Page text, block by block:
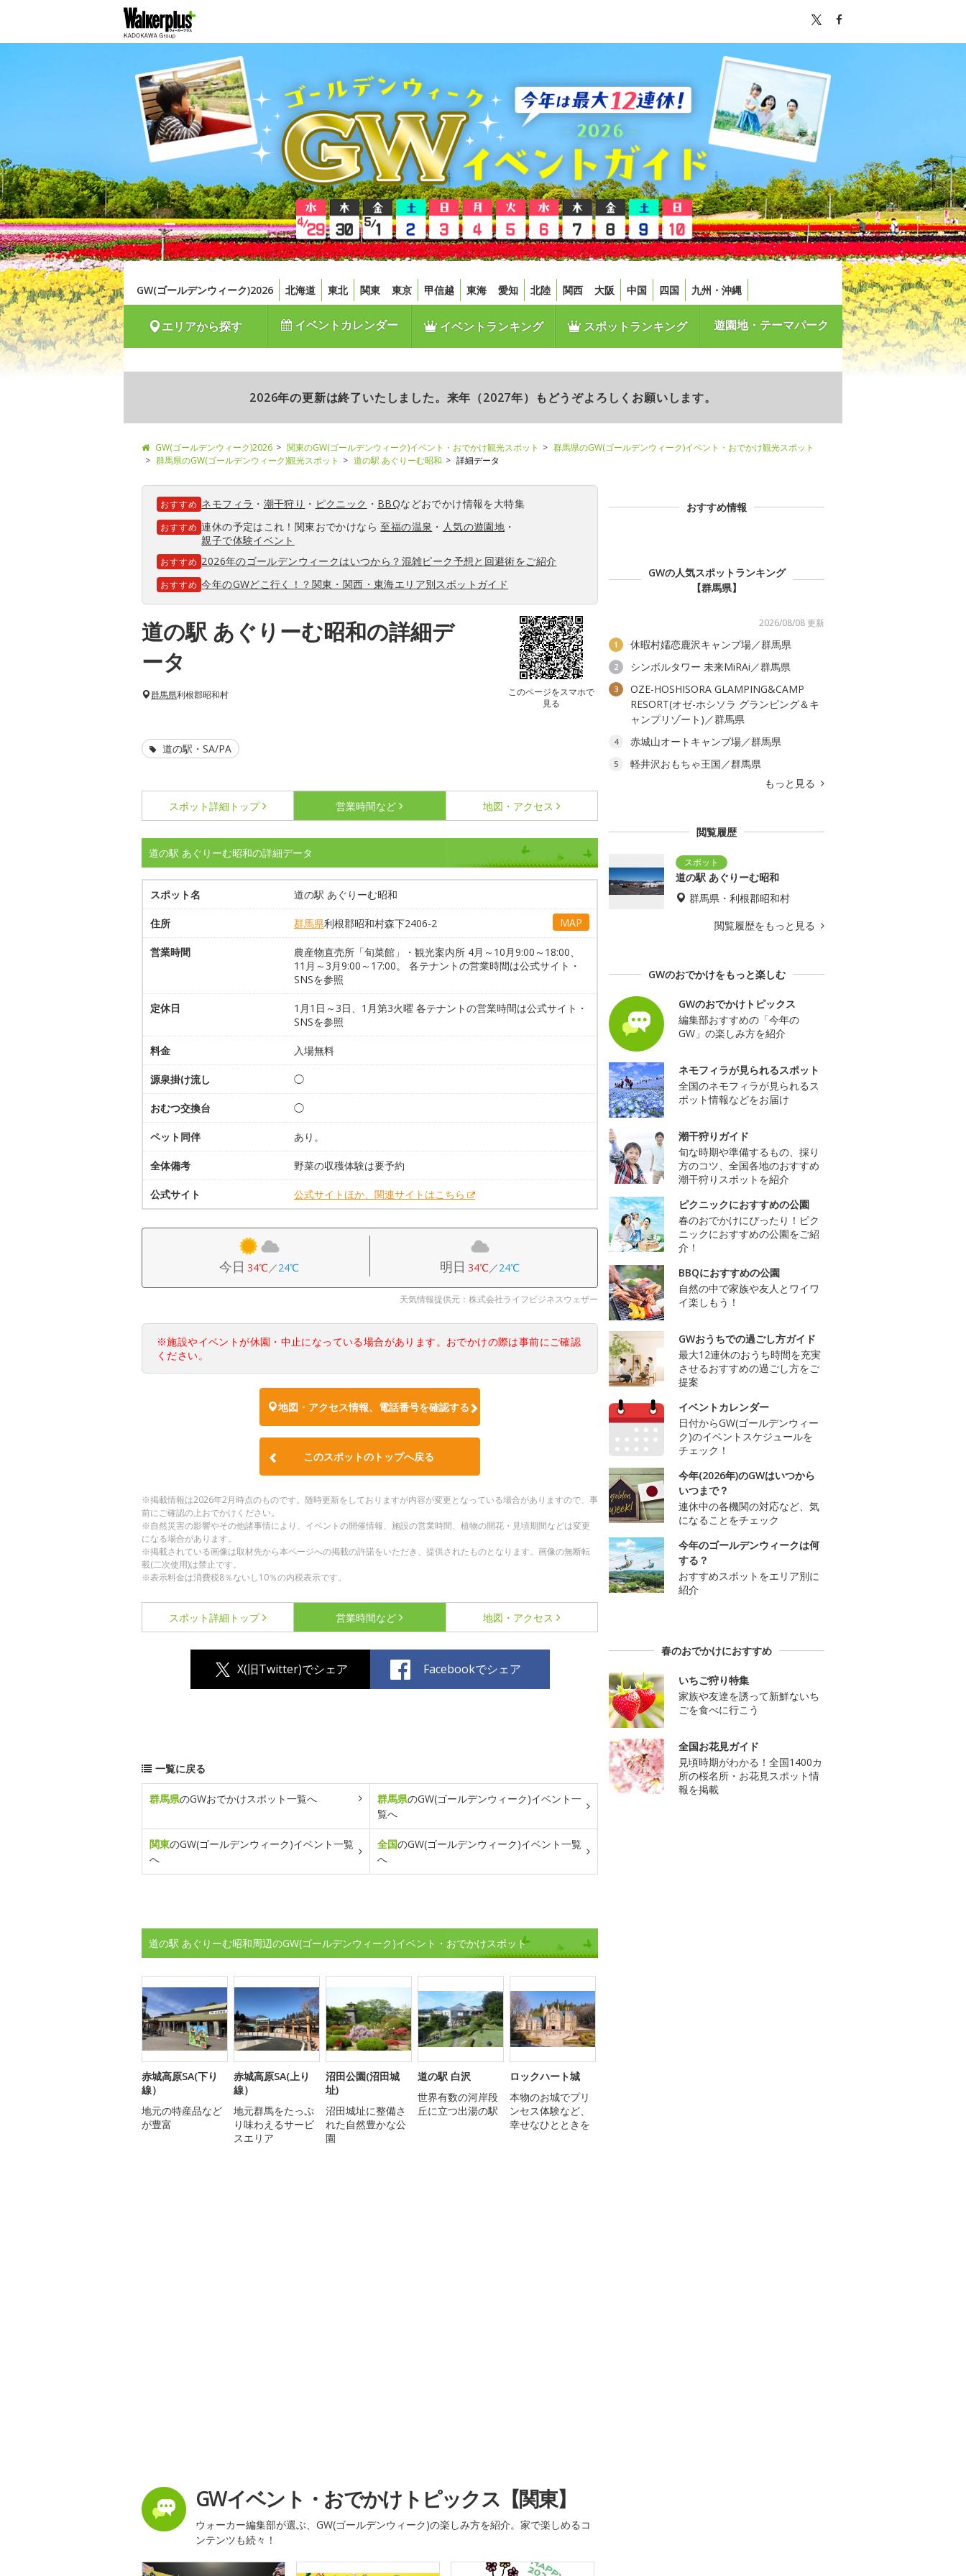
GW(ゴールデンウィーク)2026 北海道 東北 関東 東京 甲信越 東海 愛知 北陸 関西 大阪 中国 四国 九州・沖縄
エリアから探す イベントカレンダー イベントランキング スポットランキング 遊園地・テーマパーク
2026年の更新は終了いたしました。来年（2027年）もどうぞよろしくお願いします。
GW(ゴールデンウィーク)2026 関東のGW(ゴールデンウィーク)イベント・おでかけ観光スポット
群馬県のGW(ゴールデンウィーク)イベント・おでかけ観光スポット
群馬県のGW(ゴールデンウィーク)観光スポット
道の駅 あぐりーむ昭和 詳細データ
おすすめ ネモフィラ ・ 潮干狩り ・ ピクニック ・ BBQなどおでかけ情報を大特集
おすすめ 連休の予定はこれ！関東おでかけなら至福の温泉 ・ 人気の遊園地 ・
親子で体験イベント
おすすめ 2026年のゴールデンウィークはいつから？混雑ピーク予想と回避術をご紹介
おすすめ 今年のGWどこ行く！？関東・関西・東海エリア別スポットガイド
道の駅 あぐりーむ昭和の詳細デ
ータ
このページをスマホで
見る
群馬県利根郡昭和村
道の駅・SA/PA
スポット詳細 トップ 営業時間など 地図・アクセス
道の駅 あぐりーむ昭和の詳細データ
スポット名 道の駅 あぐりーむ昭和
住所 群馬県利根郡昭和村森下2406-2 MAP
営業時間
農産物直売所「旬菜館」・観光案内所 4月～10月9:00～18:00、
11月～3月9:00～17:00。 各テナントの営業時間は公式サイト・
SNSを参照
定休日
1月1日～3日、1月第3火曜 各テナントの営業時間は公式サイト・
SNSを参照
料金 入場無料
源泉掛け流し ◯
おむつ交換台 ◯
ペット同伴 あり。
全体備考 野菜の収穫体験は要予約
公式サイト 公式サイトほか、関連サイトはこちら
今日 34℃／24℃ 明日 34℃／24℃
天気情報提供元：株式会社ライフビジネスウェザー
※施設やイベントが休園・中止になっている場合があります。おでかけの際は事前にご確認
ください。
地図・アクセス情報、電話番号を確認する
このスポットのトップへ戻る
※掲載情報は2026年2月時点のものです。随時更新をしておりますが内容が変更となっている場合がありますので、事
前にご確認の上おでかけください。
※自然災害の影響やその他諸事情により、イベントの開催情報、施設の営業時間、植物の開花・見頃期間などは変更
になる場合があります。
※掲載されている画像は取材先から本ページへの掲載の許諾をいただき、提供されたものとなります。画像の無断転
載(二次使用)は禁止です。
※表示料金は消費税8％ないし10％の内税表示です。
スポット詳細 トップ 営業時間など 地図・アクセス
X(旧Twitter)でシェア Facebookでシェア
一覧に戻る
群馬県のGWおでかけスポット一覧へ 群馬県のGW(ゴールデンウィーク)イベント一
覧へ
関東のGW(ゴールデンウィーク)イベント一覧
へ
全国のGW(ゴールデンウィーク)イベント一覧
へ
道の駅 あぐりーむ昭和周辺のGW(ゴールデンウィーク)イベント・おでかけスポット
赤城高原SA(下り
線）
地元の特産品など
が豊富
赤城高原SA(上り
線）
地元群馬をたっぷ
り味わえるサービ
スエリア
沼田公園(沼田城
址)
沼田城址に整備さ
れた自然豊かな公
園
道の駅 白沢
世界有数の河岸段
丘に立つ出湯の駅
ロックハート城
本物のお城でプリ
ンセス体験など、
幸せなひとときを
GWイベント・おでかけトピックス【関東】
ウォーカー編集部が選ぶ、GW(ゴールデンウィーク)の楽しみ方を紹介。家で楽しめるコ
ンテンツも続々！
おすすめ情報
GWの人気スポットランキング
【群馬県】
2026/08/08 更新
1 休暇村嬬恋鹿沢キャンプ場／群馬県
2 シンボルタワー 未来MiRAi／群馬県
3
OZE-HOSHISORA GLAMPING&CAMP
RESORT(オゼ-ホシソラ グランピング＆キ
ャンプリゾート)／群馬県
4 赤城山オートキャンプ場／群馬県
5
軽井沢おもちゃ王国／群馬県
もっと見る
閲覧履歴
道の駅 あぐりーむ昭和
群馬県・利根郡昭和村
閲覧履歴をもっと見る
GWのおでかけをもっと楽しむ
GWのおでかけトピックス
編集部おすすめの「今年の
GW」の楽しみ方を紹介
ネモフィラが見られるスポット
全国のネモフィラが見られるス
ポット情報などをお届け
潮干狩りガイド
旬な時期や準備するもの、採り
方のコツ、全国各地のおすすめ
潮干狩りスポットを紹介
ピクニックにおすすめの公園
春のおでかけにぴったり！ピク
ニックにおすすめの公園をご紹
介！
BBQにおすすめの公園
自然の中で家族や友人とワイワ
イ楽しもう！
GWおうちでの過ごし方ガイド
最大12連休のおうち時間を充実
させるおすすめの過ごし方をご
提案
イベントカレンダー
日付からGW(ゴールデンウィー
ク)のイベントスケジュールを
チェック！
今年(2026年)のGWはいつから
いつまで？
連休中の各機関の対応など、気
になることをチェック
今年のゴールデンウィークは何
する？
おすすめスポットをエリア別に
紹介
春のおでかけにおすすめ
いちご狩り特集
家族や友達を誘って新鮮ないち
ごを食べに行こう
全国お花見ガイド
見頃時期がわかる！全国1400カ
所の桜名所・お花見スポット情
報を掲載